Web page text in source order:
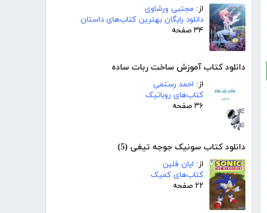
از: مجتبی ورشاوی
دانلود رایگان بهترین کتاب‌های داستان
۳۴ صفحه
دانلود کتاب آموزش ساخت ربات ساده
از: احمد رستمی
کتاب‌های روباتیک
۳۶ صفحه
دانلود کتاب سونیک جوجه تیغی (5)
از: ایان فلین
کتاب‌های کمیک
۲۲ صفحه